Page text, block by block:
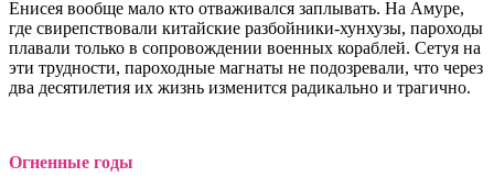
Енисея вообще мало кто отваживался заплывать. На Амуре,
где свирепствовали китайские разбойники-хунхузы, пароходы
плавали только в сопровождении военных кораблей. Сетуя на
эти трудности, пароходные магнаты не подозревали, что через
два десятилетия их жизнь изменится радикально и трагично.
Огненные годы